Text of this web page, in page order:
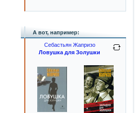
А вот, например:
Себастьян Жапризо
Ловушка для Золушки